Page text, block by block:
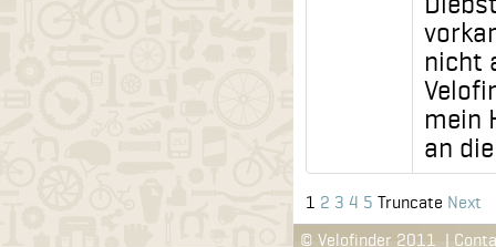
nicht
mein
an
1 2 3 4 5 Truncate Next
© Velofinder 2011 |